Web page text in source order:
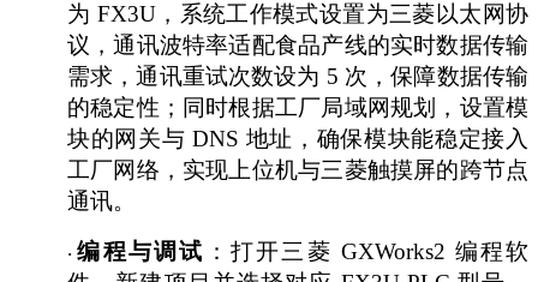
为 FX3U，系统工作模式设置为三菱以太网协
议，通讯波特率适配食品产线的实时数据传输
需求，通讯重试次数设为 5 次，保障数据传输
的稳定性；同时根据工厂局域网规划，设置模
块的网关与 DNS 地址，确保模块能稳定接入
工厂网络，实现上位机与三菱触摸屏的跨节点
通讯。
· 编程与调试 ：打开三菱 GXWorks2 编程软